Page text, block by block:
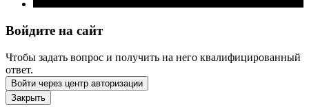
Войдите на сайт
Чтобы задать вопрос и получить на него квалифицированный
ответ.
Войти через центр авторизации
Закрыть